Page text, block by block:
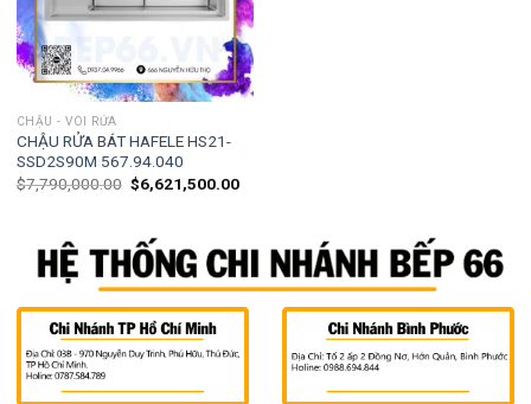
CHẬU - VÒI RỬA
CHẬU RỬA BÁT HAFELE HS21-
SSD2S90M 567.94.040
$7,790,000.00 $6,621,500.00